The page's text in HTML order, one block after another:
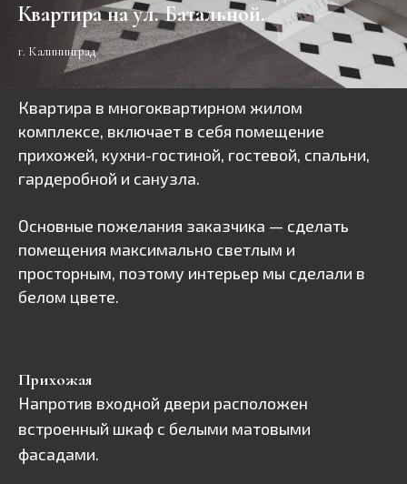
Квартира на ул. Батальной.
г. Калининград
Квартира в многоквартирном жилом
комплексе, включает в себя помещение
прихожей, кухни-гостиной, гостевой, спальни,
гардеробной и санузла.
Основные пожелания заказчика — сделать
помещения максимально светлым и
просторным, поэтому интерьер мы сделали в
белом цвете.
Прихожая
Напротив входной двери расположен
встроенный шкаф с белыми матовыми
фасадами.